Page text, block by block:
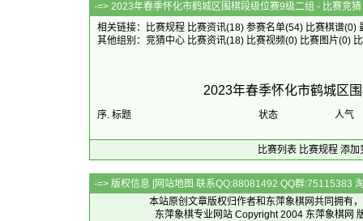
-=> 2023年春季怀化市鹤城区围棋
相关链接：
比赛规程 比赛资讯(18) 参赛名单(54) 比赛棋谱(0)
其他组别： 竞猜中心 比赛资讯(18) 比赛视频(0) 比赛图片(0)
2023年春季怀化市鹤城区
序. 标题 状态 人气
比赛列表 比赛规程 添加
-=> 版权信息 [网站地图 联系QQ:88081492 QQ群:75115383
本站原创文章版权归作者和 东萍象棋网共同拥有
东萍象棋专业网站 Copyright 2004 东萍象棋网